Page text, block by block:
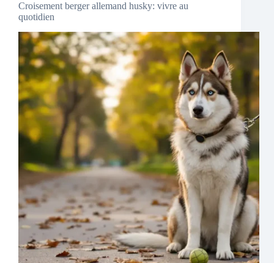
Croisement berger allemand husky: vivre au
quotidien